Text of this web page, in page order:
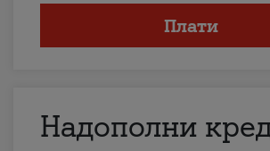
Плати
Надополни